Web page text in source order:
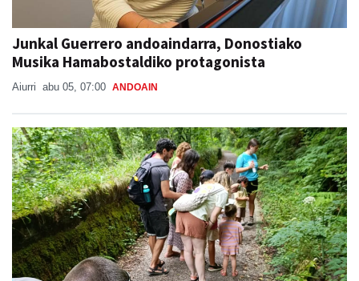
Junkal Guerrero andoaindarra, Donostiako
Musika Hamabostaldiko protagonista
Aiurri abu 05, 07:00 ANDOAIN